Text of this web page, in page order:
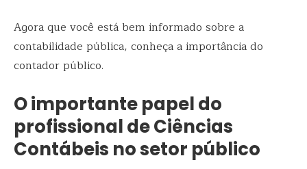
Agora que você está bem informado sobre a
contabilidade pública, conheça a importância do
contador público.
O importante papel do
profissional de Ciências
Contábeis no setor público